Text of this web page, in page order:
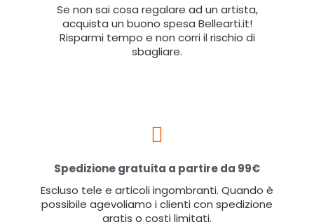
Se non sai cosa regalare ad un artista,
acquista un buono spesa Bellearti.it!
Risparmi tempo e non corri il rischio di
sbagliare.
Spedizione gratuita a partire da 99€
Escluso tele e articoli ingombranti. Quando è
possibile agevoliamo i clienti con spedizione
gratis o costi limitati.